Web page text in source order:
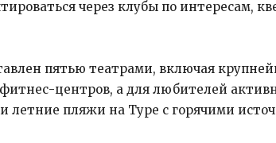
через клубы по интересам,
пятью театрами, включая
центров, а для любителей
летние пляжи на Туре с горячими